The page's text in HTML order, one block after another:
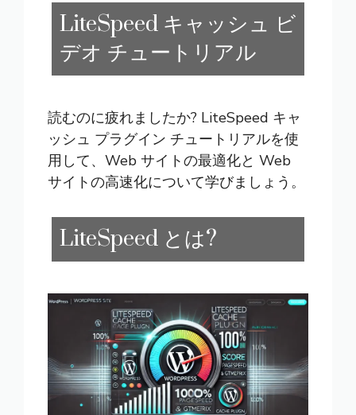
LiteSpeed キャッシュ ビ
デオ チュートリアル
読むのに疲れましたか? LiteSpeed キャ
ッシュ プラグイン チュートリアルを使
用して、Web サイトの最適化と Web
サイトの高速化について学びましょう。
LiteSpeed とは?